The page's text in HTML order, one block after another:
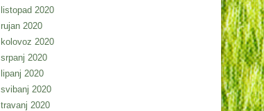
listopad 2020
rujan 2020
kolovoz 2020
srpanj 2020
lipanj 2020
svibanj 2020
travanj 2020